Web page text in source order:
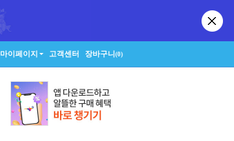
마이페이지 고객센터 장바구니(0)